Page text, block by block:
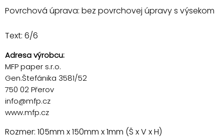
Povrchová úprava: bez povrchovej úpravy s výsekom
Text: 6/6
Adresa výrobcu:
MFP paper s.r.o.
Gen.Štefánika 3581/52
750 02 Přerov
info@mfp.cz
www.mfp.cz
Rozmer: 105mm x 150mm x 1mm (Š x V x H)